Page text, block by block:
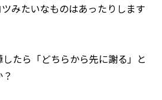
みたいなものはあったりします
たら「どちらから先に謝る」と